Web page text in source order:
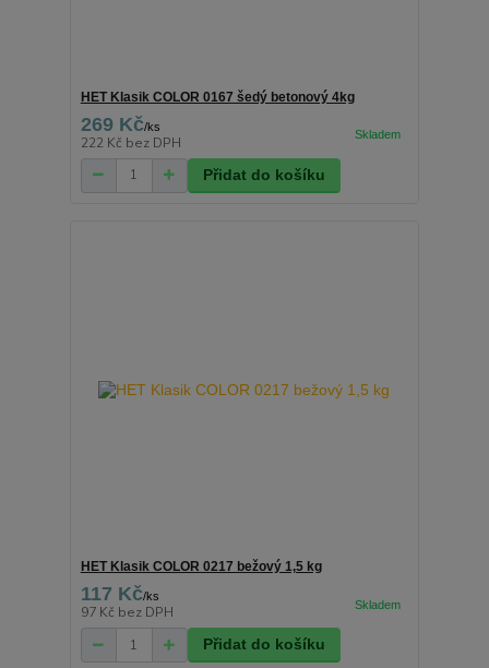
HET Klasik COLOR 0167 šedý betonový 4kg
269 Kč/ks
222 Kč bez DPH
Přidat do košíku
HET Klasik COLOR 0217 bežový 1,5 kg
117 Kč/ks
97 Kč bez DPH
Přidat do košíku